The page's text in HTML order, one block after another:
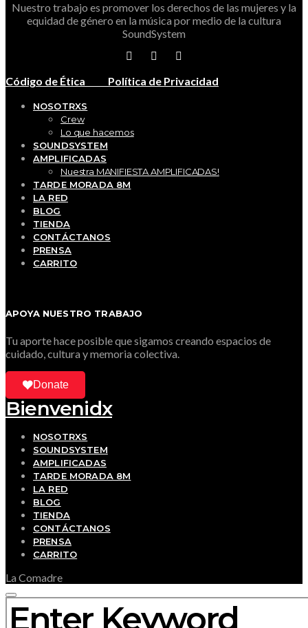
Nuestro trabajo es promover los derechos de las mujeres y la
equidad de género en la música por medio de la cultura
SoundSystem
Código de Ética Política de Privacidad
NOSOTRXS
Crew
Lo que hacemos
SOUNDSYSTEM
AMPLIFICADAS
Nuestra MANIFIESTA AMPLIFICADAS!
TARDE MORADA 8M
LA RED
BLOG
TIENDA
CONTÁCTANOS
PRENSA
CARRITO
APOYA NUESTRO TRABAJO
Tu aporte hace posible que sigamos creando espacios de
cuidado, cultura y memoria colectiva.
Donate
Bienvenidx
NOSOTRXS
SOUNDSYSTEM
AMPLIFICADAS
TARDE MORADA 8M
LA RED
BLOG
TIENDA
CONTÁCTANOS
PRENSA
CARRITO
La Comadre
SEARCH FOR: